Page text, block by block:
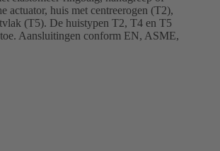
actuator, huis met centreerogen (T2),
(T5). De huistypen T2, T4 en T5
Aansluitingen conform EN, ASME,